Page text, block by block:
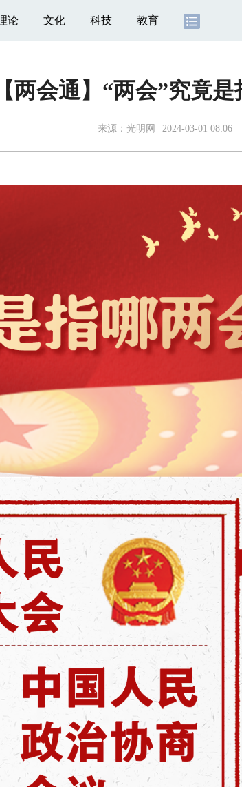
论 文化 科技 教育
【两会通】“两会”究竟
来源： 光明网 2024-03-01 08:06